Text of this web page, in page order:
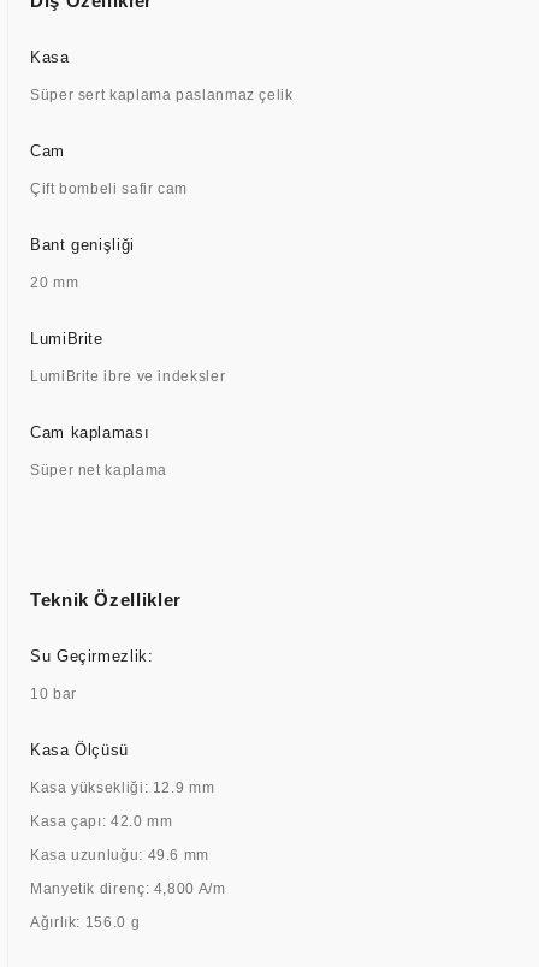
Kasa
Süper sert kaplama paslanmaz çelik
Cam
Çift bombeli safir cam
Bant genişliği
20 mm
LumiBrite
LumiBrite ibre ve indeksler
Cam kaplaması
Süper net kaplama
Teknik Özellikler
Su Geçirmezlik:
10 bar
Kasa Ölçüsü
Kasa yüksekliği: 12.9 mm
Kasa çapı: 42.0 mm
Kasa uzunluğu: 49.6 mm
Manyetik direnç: 4,800 A/m
Ağırlık: 156.0 g